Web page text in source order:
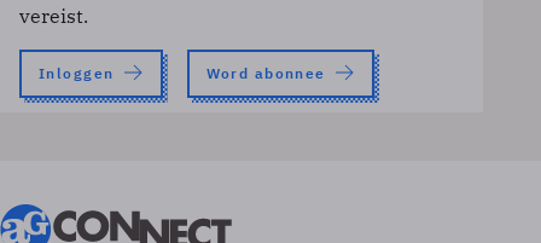
vereist.
Inloggen Word abonnee